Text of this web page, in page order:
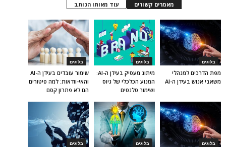
מאמרים קשורים עוד מאותו הכותב
בלוגים
שימור עובדים בעידן ה-AI
והאי-וודאות: למה פיטורים
הם לא פתרון קסם
בלוגים
מיתוג מעסיק בעידן ה-AI:
המנוע הכלכלי של גיוס
ושימור טלנטים
בלוגים
מפת הדרכים למנהלי
משאבי אנוש בעידן ה-AI
בלוגים בלוגים בלוגים